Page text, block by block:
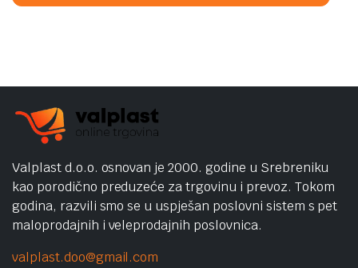
Valplast d.o.o. osnovan je 2000. godine u Srebreniku
kao porodično preduzeće za trgovinu i prevoz. Tokom
godina, razvili smo se u uspješan poslovni sistem s pet
maloprodajnih i veleprodajnih poslovnica.
valplast.doo@gmail.com